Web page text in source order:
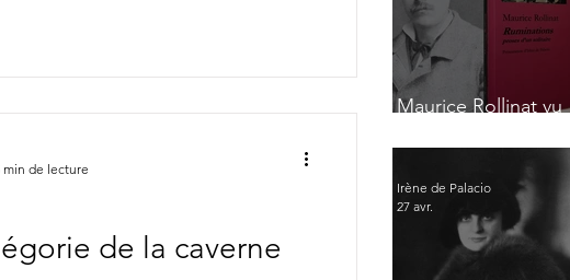
de la caverne
min de lecture
Maurice Rollinat vu
Irène de Palacio
27 avr.